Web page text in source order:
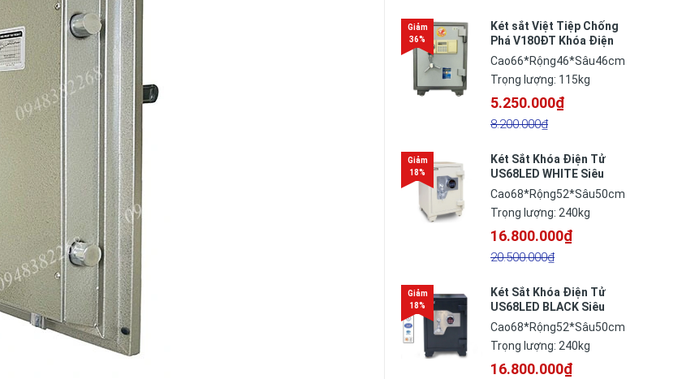
Két sắt Việt Tiệp Chống
Phá V180ĐT Khóa Điện
Tử
Cao66*Rộng46*Sâu46cm
Trọng lượng: 115kg
5.250.000₫
8.200.000₫
Két Sắt Khóa Điện Tử
US68LED WHITE Siêu
Cường Xuất Khẩu Mỹ
Cao68*Rộng52*Sâu50cm
Trọng lượng: 240kg
16.800.000₫
20.500.000₫
Két Sắt Khóa Điện Tử
US68LED BLACK Siêu
Cường Xuất Khẩu Mỹ
Cao68*Rộng52*Sâu50cm
Trọng lượng: 240kg
16.800.000₫